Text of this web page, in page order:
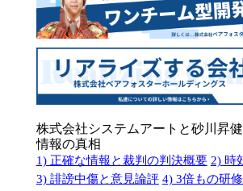
株式会社システムアートと砂川昇
情報の真相
1) 正確な情報と裁判の判決概要 2) 時
3) 誹謗中傷と意見論評 4) 3倍もの研